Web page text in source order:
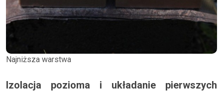
Najniższa warstwa
Izolacja pozioma i układanie pierwszych